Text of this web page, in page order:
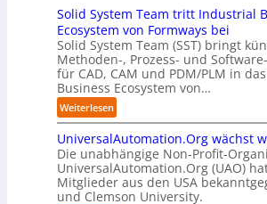
a
h
r
e
n
f
ü
r
d
e
n
G
i
u
m
C
o
-
C
E
O
e
c
h
e
n
z
e
n
t
r
e
n
:
T
r
e
f
f
p
u
k
t
f
ü
b
:
D
i
s
r
u
p
t
b
l
i
c
Solid System Team tritt Industrial
Ecosystem von Formways bei
Solid System Team (SST) bringt
Methoden-, Prozess- und
für CAD, CAM und PDM/PLM in
Business Ecosystem von…
Weiterlesen:
S
o
l
i
d
S
UniversalAutomation.Org wächst
Die unabhängige Non-Profit-
UniversalAutomation.Org (UAO)
Mitglieder aus den USA
und Clemson University.